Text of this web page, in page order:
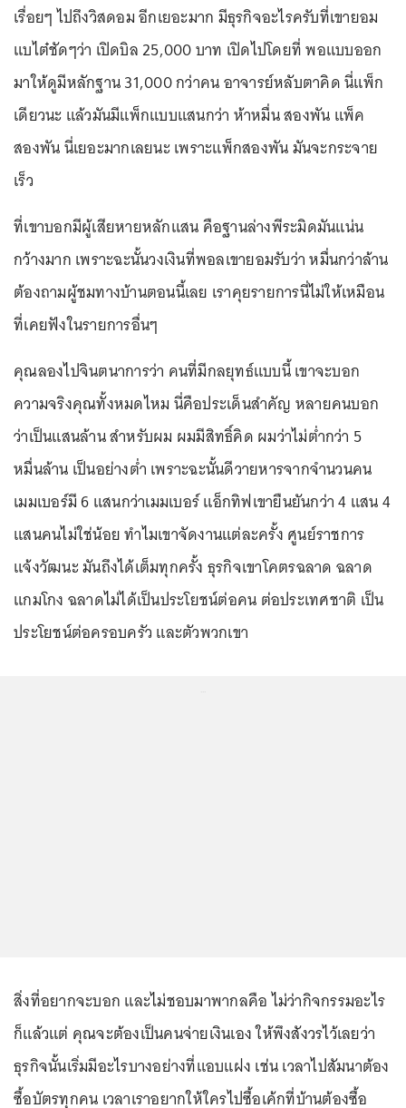
เรื่อยๆ ไปถึงวิสดอม อีกเยอะมาก มีธุรกิจอะไรครับที่เขายอม
แบไต๋ชัดๆว่า เปิดบิล 25,000 บาท เปิดไปโดยที่ พอแบบออก
มาให้ดูมีหลักฐาน 31,000 กว่าคน อาจารย์หลับตาคิด นี่แพ็ก
เดียวนะ แล้วมันมีแพ็กแบบแสนกว่า ห้าหมื่น สองพัน แพ็ค
สองพัน นี่เยอะมากเลยนะ เพราะแพ็กสองพัน มันจะกระจาย
เร็ว
ที่เขาบอกมีผู้เสียหายหลักแสน คือฐานล่างพีระมิดมันแน่น
กว้างมาก เพราะฉะนั้นวงเงินที่พอลเขายอมรับว่า หมื่นกว่าล้าน
ต้องถามผู้ชมทางบ้านตอนนี้เลย เราคุยรายการนี่ไม่ให้เหมือน
ที่เคยฟังในรายการอื่นๆ
คุณลองไปจินตนาการว่า คนที่มีกลยุทธ์แบบนี้ เขาจะบอก
ความจริงคุณทั้งหมดไหม นี่คือประเด็นสำคัญ หลายคนบอก
ว่าเป็นแสนล้าน สำหรับผม ผมมีสิทธิ์คิด ผมว่าไม่ต่ำกว่า 5
หมื่นล้าน เป็นอย่างต่ำ เพราะฉะนั้นดีวายหารจากจำนวนคน
เมมเบอร์มี 6 แสนกว่าเมมเบอร์ แอ็กทิฟเขายืนยันกว่า 4 แสน 4
แสนคนไม่ใช่น้อย ทำไมเขาจัดงานแต่ละครั้ง ศูนย์ราชการ
แจ้งวัฒนะ มันถึงได้เต็มทุกครั้ง ธุรกิจเขาโคตรฉลาด ฉลาด
แกมโกง ฉลาดไม่ได้เป็นประโยชน์ต่อคน ต่อประเทศชาติ เป็น
ประโยชน์ต่อครอบครัว และตัวพวกเขา
สิ่งที่อยากจะบอก และไม่ชอบมาพากลคือ ไม่ว่ากิจกรรมอะไร
ก็แล้วแต่ คุณจะต้องเป็นคนจ่ายเงินเอง ให้พึงสังวรไว้เลยว่า
ธุรกิจนั้นเริ่มมีอะไรบางอย่างที่แอบแฝง เช่น เวลาไปสัมนาต้อง
ซื้อบัตรทุกคน เวลาเราอยากให้ใครไปซื้อเค้กที่บ้านต้องซื้อ